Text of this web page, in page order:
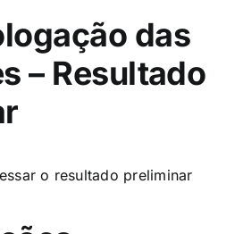
das
– Resultado
o resultado preliminar